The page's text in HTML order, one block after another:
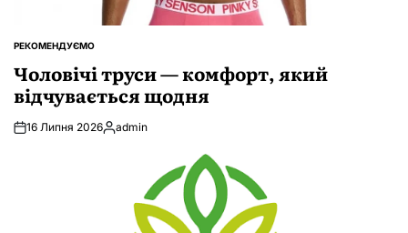
ОПУБЛІКУВАТИ
РЕКОМЕНДУЄМО
Чоловічі труси — комфорт, який
відчувається щодня
16 Липня 2026Опубліковано
admin